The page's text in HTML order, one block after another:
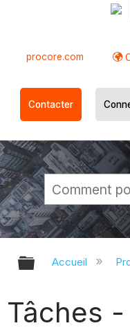
procore.com
Contacter
Accueil
Tâches